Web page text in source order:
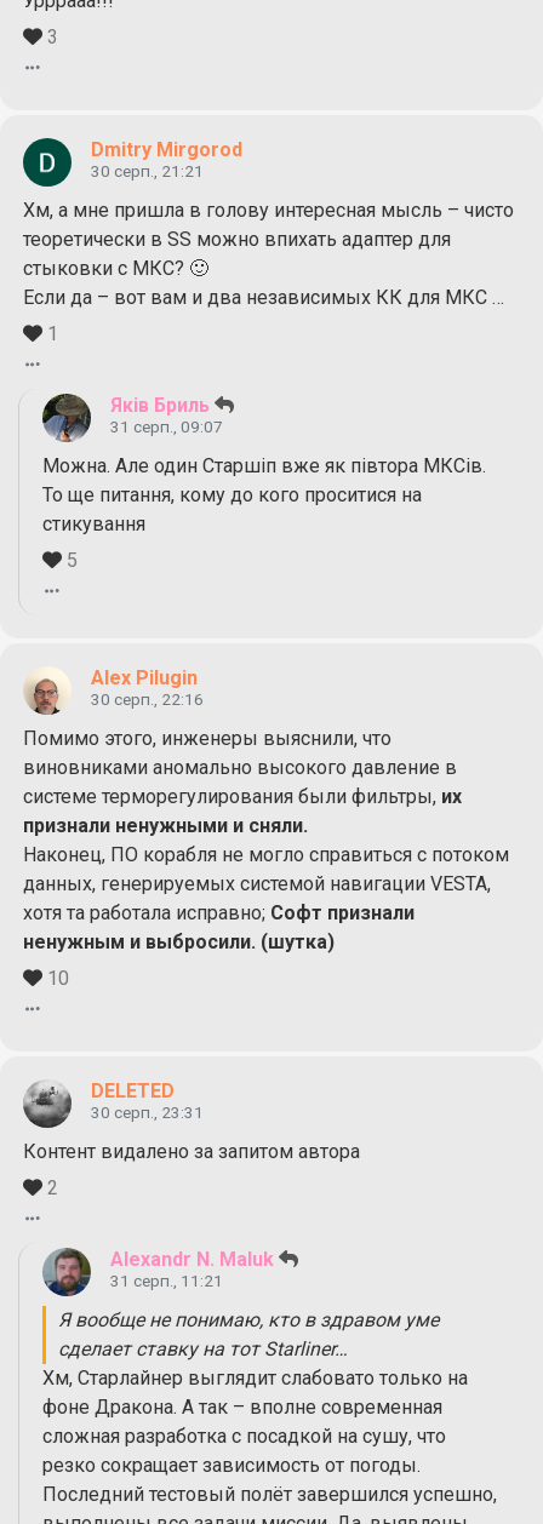
3
Dmitry Mirgorod
30 серп., 21:21
Хм, а мне пришла в голову интересная мысль – чисто
теоретически в SS можно впихать адаптер для
стыковки с МКС? 🙂
Если да – вот вам и два независимых КК для МКС …
1
Яків Бриль
31 серп., 09:07
Можна. Але один Старшіп вже як півтора МКСів.
То ще питання, кому до кого проситися на
стикування
5
Alex Pilugin
30 серп., 22:16
Помимо этого, инженеры выяснили, что
виновниками аномально высокого давление в
системе терморегулирования были фильтры, их
признали ненужными и сняли.
Наконец, ПО корабля не могло справиться с потоком
данных, генерируемых системой навигации VESTA,
хотя та работала исправно; Софт признали
ненужным и выбросили. (шутка)
10
DELETED
30 серп., 23:31
Контент видалено за запитом автора
2
Alexandr N. Maluk
31 серп., 11:21
Я вообще не понимаю, кто в здравом уме
сделает ставку на тот Starliner…
Хм, Старлайнер выглядит слабовато только на
фоне Дракона. А так – вполне современная
сложная разработка с посадкой на сушу, что
резко сокращает зависимость от погоды.
Последний тестовый полёт завершился успешно,